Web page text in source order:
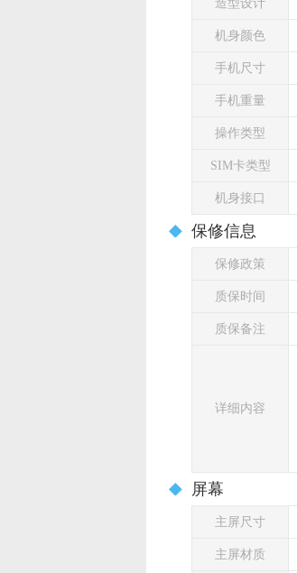
造型设计
机身颜色
手机尺寸
手机重量
操作类型
SIM卡类型
机身接口
保修信息
保修政策
质保时间
质保备注
详细内容
屏幕
主屏尺寸
主屏材质